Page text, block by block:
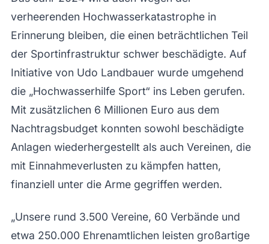
verheerenden Hochwasserkatastrophe in
Erinnerung bleiben, die einen beträchtlichen Teil
der Sportinfrastruktur schwer beschädigte. Auf
Initiative von Udo Landbauer wurde umgehend
die „Hochwasserhilfe Sport“ ins Leben gerufen.
Mit zusätzlichen 6 Millionen Euro aus dem
Nachtragsbudget konnten sowohl beschädigte
Anlagen wiederhergestellt als auch Vereinen, die
mit Einnahmeverlusten zu kämpfen hatten,
finanziell unter die Arme gegriffen werden.
„Unsere rund 3.500 Vereine, 60 Verbände und
etwa 250.000 Ehrenamtlichen leisten großartige